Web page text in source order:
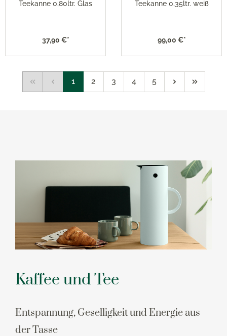
Teekanne 0,80ltr. Glas
37,90 €*
Teekanne 0,35ltr. weiß
99,00 €*
1 2 3 4 5
Kaffee und Tee
Entspannung, Geselligkeit und Energie aus
der Tasse